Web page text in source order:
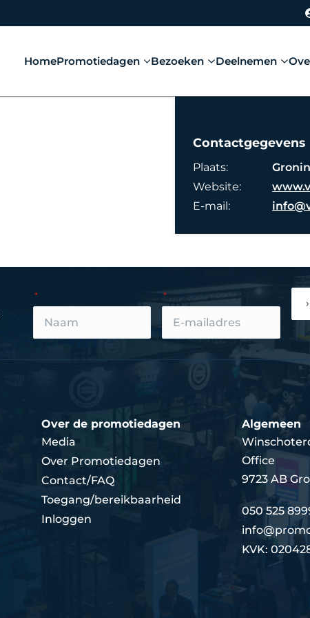
HomePromotiedagen Bezoeken Deelnemen
Contactgegevens
Plaats:
Website:
E-mail:
›
Over de promotiedagen
Media
Over Promotiedagen
Contact/FAQ
Toegang/bereikbaarheid
Inloggen
Algemeen
Office
9723 AB
050 525
KVK: